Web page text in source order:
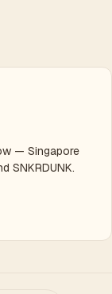
— Singapore
SNKRDUNK.